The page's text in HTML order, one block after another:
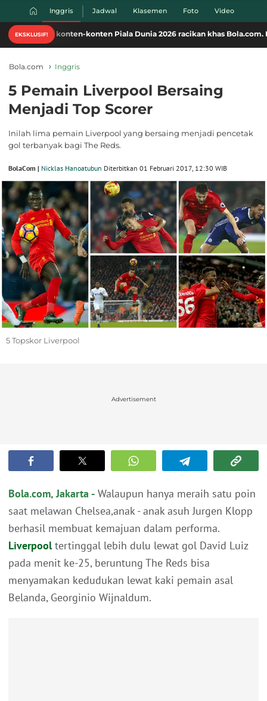
Inggris Jadwal Klasemen Foto Video
EKSKLUSIF!
konten Piala Dunia 2026 racikan khas Bola.com. Klik di sini!
Bola.com Inggris
5 Pemain Liverpool Bersaing
Menjadi Top Scorer
Inilah lima pemain Liverpool yang bersaing menjadi pencetak
gol terbanyak bagi The Reds.
BolaCom | Nicklas Hanoatubun Diterbitkan 01 Februari 2017, 12:30 WIB
5 Topskor Liverpool
Advertisement
Bola.com, Jakarta - Walaupun hanya meraih satu poin
saat melawan Chelsea,anak - anak asuh Jurgen Klopp
berhasil membuat kemajuan dalam performa.
Liverpooltertinggal lebih dulu lewat gol David Luiz
pada menit ke-25, beruntung The Reds bisa
menyamakan kedudukan lewat kaki pemain asal
Belanda, Georginio Wijnaldum.